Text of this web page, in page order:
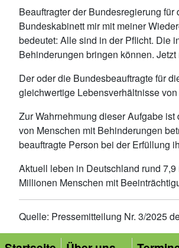
Beauftragter der Bundesregierung
Bundeskabinett mir mit meiner
bedeutet: Alle sind in der Pflicht. Die
Behinderungen bringen können.
Der oder die Bundesbeauftragte für
gleichwertige Lebensverhältnisse
Zur Wahrnehmung dieser Aufgabe
von Menschen mit Behinderungen
beauftragte Person bei der Erfüllung
Aktuell leben in Deutschland rund
Millionen Menschen mit
Quelle: Pressemitteilung Nr. 3/2025